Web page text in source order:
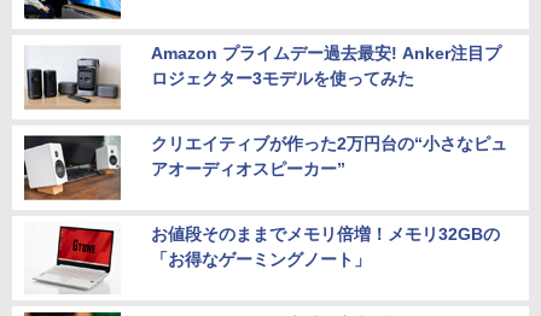
Amazon プライムデー過去最安! Anker注目プ
ロジェクター3モデルを使ってみた
クリエイティブが作った2万円台の“小さなピュ
アオーディオスピーカー”
お値段そのままでメモリ倍増！メモリ32GBの
「お得なゲーミングノート」